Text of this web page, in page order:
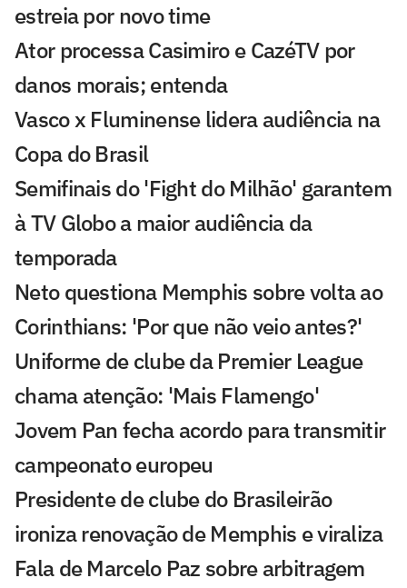
estreia por novo time
Ator processa Casimiro e CazéTV por
danos morais; entenda
Vasco x Fluminense lidera audiência na
Copa do Brasil
Semifinais do 'Fight do Milhão' garantem
à TV Globo a maior audiência da
temporada
Neto questiona Memphis sobre volta ao
Corinthians: 'Por que não veio antes?'
Uniforme de clube da Premier League
chama atenção: 'Mais Flamengo'
Jovem Pan fecha acordo para transmitir
campeonato europeu
Presidente de clube do Brasileirão
ironiza renovação de Memphis e viraliza
Fala de Marcelo Paz sobre arbitragem